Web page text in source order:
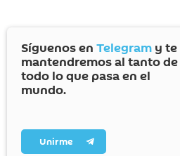
Síguenos en Telegram y te
mantendremos al tanto de
todo lo que pasa en el
mundo.
Unirme